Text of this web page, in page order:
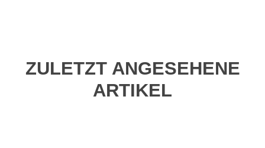
ZULETZT ANGESEHENE
ARTIKEL